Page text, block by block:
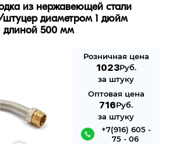
из нержавеющей стали
штуцер диаметром 1 дюйм
длиной 500 мм
Розничная цена
1023Руб.
за штуку
Оптовая цена
716Руб.
за штуку
+7(916) 605 -
75 - 06